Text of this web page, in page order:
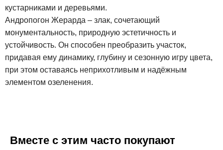
кустарниками и деревьями.
Андропогон Жерарда – злак, сочетающий
монументальность, природную эстетичность и
устойчивость. Он способен преобразить участок,
придавая ему динамику, глубину и сезонную игру цвета,
при этом оставаясь неприхотливым и надёжным
элементом озеленения.
Вместе с этим часто покупают